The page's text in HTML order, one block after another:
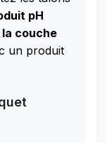
pH
couche
un produit